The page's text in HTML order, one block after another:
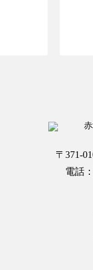
〒371-
電話